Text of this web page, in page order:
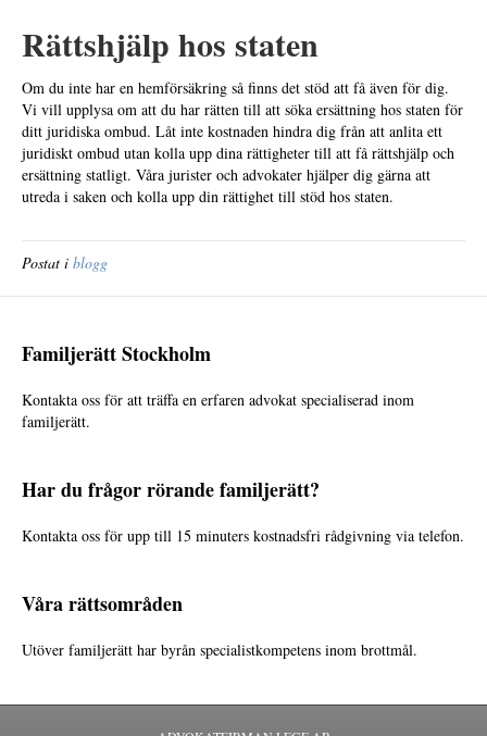
Rättshjälp hos staten
Om du inte har en hemförsäkring så finns det stöd att få även för dig.
Vi vill upplysa om att du har rätten till att söka ersättning hos staten för
ditt juridiska ombud. Låt inte kostnaden hindra dig från att anlita ett
juridiskt ombud utan kolla upp dina rättigheter till att få rättshjälp och
ersättning statligt. Våra jurister och advokater hjälper dig gärna att
utreda i saken och kolla upp din rättighet till stöd hos staten.
Postat i blogg
Familjerätt Stockholm
Kontakta oss för att träffa en erfaren advokat specialiserad inom
familjerätt.
Har du frågor rörande familjerätt?
Kontakta oss för upp till 15 minuters kostnadsfri rådgivning via telefon.
Våra rättsområden
Utöver familjerätt har byrån specialistkompetens inom brottmål.